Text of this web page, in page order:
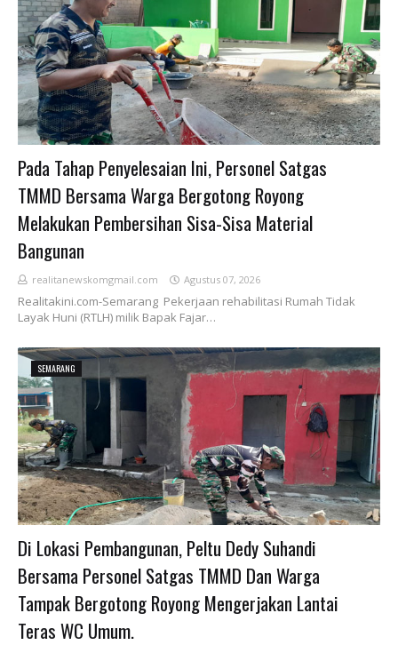
Pada Tahap Penyelesaian Ini, Personel Satgas
TMMD Bersama Warga Bergotong Royong
Melakukan Pembersihan Sisa-Sisa Material
Bangunan
realitanewskomgmail.com Agustus 07, 2026
Realitakini.com-Semarang Pekerjaan rehabilitasi Rumah Tidak
Layak Huni (RTLH) milik Bapak Fajar…
SEMARANG
Di Lokasi Pembangunan, Peltu Dedy Suhandi
Bersama Personel Satgas TMMD Dan Warga
Tampak Bergotong Royong Mengerjakan Lantai
Teras WC Umum.